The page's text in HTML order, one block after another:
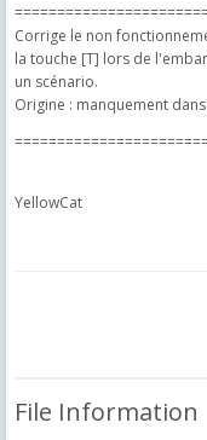
Corrige le non
la touche [T] lors de
un scénario.
Origine : manquement
YellowCat
File Information